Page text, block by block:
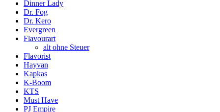
Dinner Lady
Dr. Fog
Dr. Kero
Evergreen
Flavourart
alt ohne Steuer
Flavorist
Hayvan
Kapkas
K-Boom
KTS
Must Have
PJ Empire